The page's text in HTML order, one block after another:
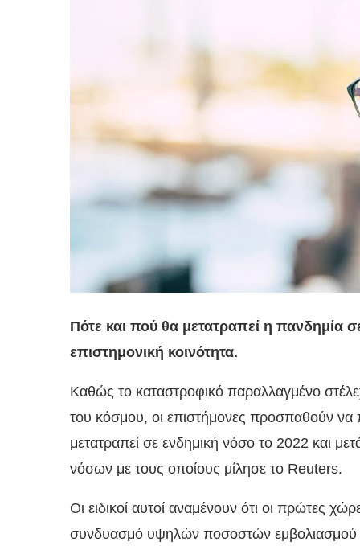
Πότε και πού θα μετατραπεί η πανδημία
επιστημονική κοινότητα.
Καθώς το καταστροφικό παραλλαγμένο
του κόσμου, οι επιστήμονες προσπαθούν
μετατραπεί σε ενδημική νόσο το 2022 και
νόσων με τους οποίους μίλησε το Reuters.
Οι ειδικοί αυτοί αναμένουν ότι οι πρώτες
συνδυασμό υψηλών ποσοστών εμβολιασμού